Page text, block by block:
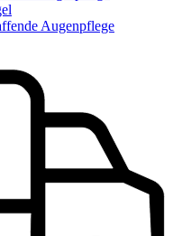
Augenpflege